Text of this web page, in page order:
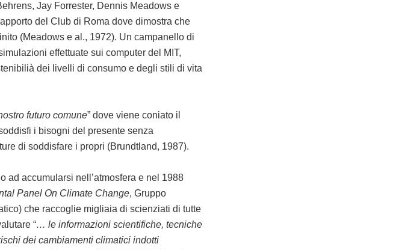
Jay Forrester, Dennis Meadows e
del Club di Roma dove dimostra che
(Meadows e al., 1972). Un campanello di
effettuate sui computer del MIT,
dei livelli di consumo e degli stili di vita
futuro comune” dove viene coniato il
i bisogni del presente senza
di soddisfare i propri (Brundtland, 1987).
ad accumularsi nell’atmosfera e nel 1988
Panel On Climate Change, Gruppo
che raccoglie migliaia di scienziati di tutte
“… le informazioni scientifiche, tecniche
dei cambiamenti climatici indotti